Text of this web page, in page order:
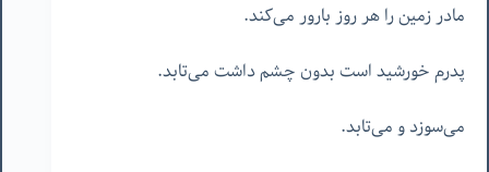
مادر زمین را هر روز بارور می‌کند.
پدرم خورشید است بدون چشم داشت می‌تابد.
می‌سوزد و می‌تابد.